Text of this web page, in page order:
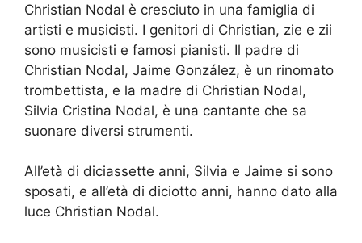
Christian Nodal è cresciuto in una famiglia di
artisti e musicisti. I genitori di Christian, zie e zii
sono musicisti e famosi pianisti. Il padre di
Christian Nodal, Jaime González, è un rinomato
trombettista, e la madre di Christian Nodal,
Silvia Cristina Nodal, è una cantante che sa
suonare diversi strumenti.
All’età di diciassette anni, Silvia e Jaime si sono
sposati, e all’età di diciotto anni, hanno dato alla
luce Christian Nodal.